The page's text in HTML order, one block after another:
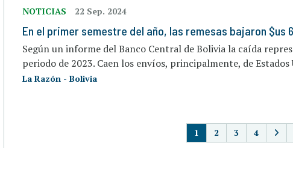
NOTICIAS 22 Sep. 2024
En el primer semestre del año, las remesas bajaron $us
Según un informe del Banco Central de Bolivia la caída
periodo de 2023. Caen los envíos, principalmente, de Estados
La Razón - Bolivia
1 2 3 4